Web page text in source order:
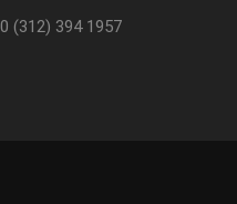
(312) 394 1957